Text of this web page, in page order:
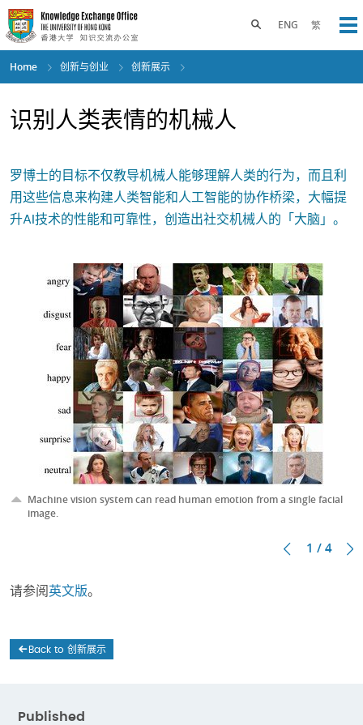
Skip
to
main
content
ENG 繁
Toggle search panel
Home 创新与创业 创新展示
识别人类表情的机械人
罗博士的目标不仅教导机械人能够理解人类的行为，而且利
用这些信息来构建人类智能和人工智能的协作桥梁，大幅提
升AI技术的性能和可靠性，创造出社交机械人的「大脑」。
Machine vision system can read human emotion from a single facial
image.
1 / 4
请参阅 英文版。
Back to 创新展示
Published